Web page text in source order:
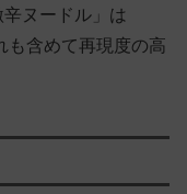
ヌードル」は
も含めて再現度の高